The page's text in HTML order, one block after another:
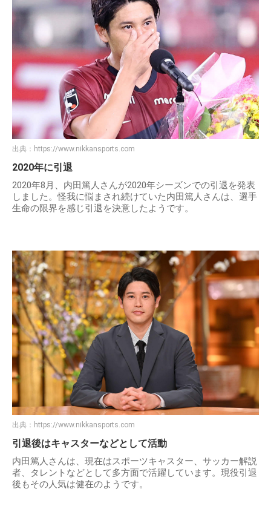
出典： https://www.nikkansports.com
2020年に引退
2020年8月、内田篤人さんが2020年シーズンでの引退を発表
しました。怪我に悩まされ続けていた内田篤人さんは、選手
生命の限界を感じ引退を決意したようです。
出典： https://www.nikkansports.com
引退後はキャスターなどとして活動
内田篤人さんは、現在はスポーツキャスター、サッカー解説
者、タレントなどとして多方面で活躍しています。現役引退
後もその人気は健在のようです。